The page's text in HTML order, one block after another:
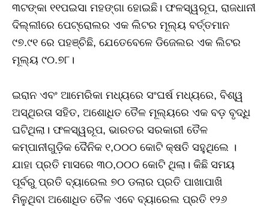
୩ଟଙ୍କା ୧୧ପଇସା ମହଙ୍ଗା ହୋଇଛି। ଫଳସ୍ୱରୂପ, ରାଜଧାନୀ
ଦିଲ୍ଲୀରେ ପେଟ୍ରୋଲର ଏକ ଲିଟର ମୂଲ୍ୟ ବର୍ତ୍ତମାନ
୯୭.୯୧ ରେ ପହଞ୍ଚିଛି, ଯେତେବେଳେ ଡିଜେଲର ଏକ ଲିଟର
ମୂଲ୍ୟ ୯୦.୭୮।
ଇରାନ ଏବଂ ଆମେରିକା ମଧ୍ୟରେ ସଂଘର୍ଷ ମଧ୍ୟରେ, ବିଶ୍ୱ
ଅସ୍ଥିରତା ସହିତ, ଅଶୋଧିତ ତୈଳ ମୂଲ୍ୟରେ ଏକ ବଡ଼ ବୃଦ୍ଧି
ଘଟିଥିଲା। ଫଳସ୍ୱରୂପ, ଭାରତର ସରକାରୀ ତୈଳ
କମ୍ପାନୀଗୁଡ଼ିକ ଦୈନିକ ୧,୦୦୦ କୋଟି କ୍ଷତି ସହୁଥିଲେ ।
ଯାହା ପ୍ରତି ମାସରେ ୩୦,୦୦୦ କୋଟି ଥିଲା। କିଛି ସମୟ
ପୂର୍ବରୁ ପ୍ରତି ବ୍ୟାରେଲ ୭୦ ଡଲାର ପ୍ରତି ପାଖାପାଖି
ମିଳୁଥିବା ଅଶୋଧିତ ତୈଳ ଏବେ ବ୍ୟାରେଲ ପ୍ରତି ୧୨୬